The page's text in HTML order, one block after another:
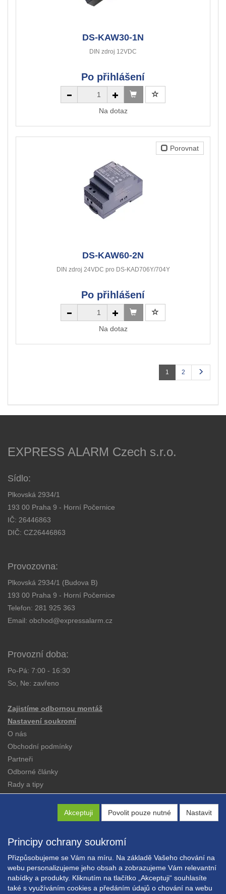
Akceptuji Povolit pouze nutné Nastavit
Principy ochrany soukromí
Přizpůsobujeme se Vám na míru. Na základě Vašeho chování na
webu personalizujeme jeho obsah a zobrazujeme Vám relevantní
nabídky a produkty. Kliknutím na tlačítko „Akceptuji“ souhlasíte
také s využíváním cookies a předáním údajů o chování na webu
DS-KAW30-1N
DIN zdroj 12VDC
Po přihlášení
Na dotaz
Porovnat
DS-KAW60-2N
DIN zdroj 24VDC pro DS-KAD706Y/704Y
Po přihlášení
Na dotaz
1 2
EXPRESS ALARM Czech s.r.o.
Sídlo:
Plkovská 2934/1
193 00 Praha 9 - Horní Počernice
IČ: 26446863
DIČ: CZ26446863
Provozovna:
Plkovská 2934/1 (Budova B)
193 00 Praha 9 - Horní Počernice
Telefon: 281 925 363
Email: obchod@expressalarm.cz
Provozní doba:
Po-Pá: 7:00 - 16:30
So, Ne: zavřeno
Zajistíme odbornou montáž
Nastavení soukromí
O nás
Obchodní podmínky
Partneři
Odborné články
Rady a tipy
Copyright © EXPRESS ALARM Czech s.r.o.
Powered byABRA E-shop